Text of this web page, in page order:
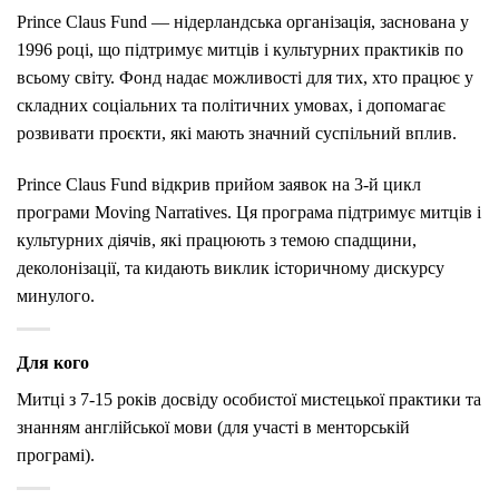
Prince Claus Fund — нідерландська організація, заснована у
1996 році, що підтримує митців і культурних практиків по
всьому світу. Фонд надає можливості для тих, хто працює у
складних соціальних та політичних умовах, і допомагає
розвивати проєкти, які мають значний суспільний вплив.
Prince Claus Fund відкрив прийом заявок на 3-й цикл
програми Moving Narratives. Ця програма підтримує митців і
культурних діячів, які працюють з темою спадщини,
деколонізації, та кидають виклик історичному дискурсу
минулого.
Для кого
Митці з 7-15 років досвіду особистої мистецької практики та
знанням англійської мови (для участі в менторській
програмі).